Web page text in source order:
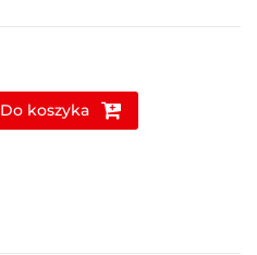
Do koszyka